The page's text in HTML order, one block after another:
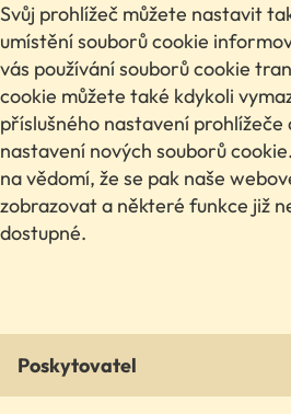
Svůj prohlížeč můžete nastavit
umístění souborů cookie
vás používání souborů cookie
cookie můžete také kdykoli
příslušného nastavení prohlížeče
nastavení nových souborů
na vědomí, že se pak naše
zobrazovat a některé funkce již
dostupné.
Poskytovatel